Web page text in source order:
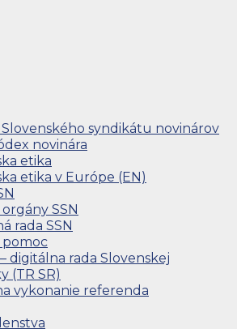
syndikátu novinárov
novinára
etika
etika v Európe (EN)
SSN
rada SSN
pomoc
digitálna rada Slovenskej
(TR SR)
vykonanie referenda